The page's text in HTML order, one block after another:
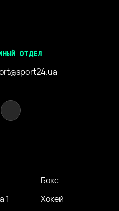
ОТДЕЛ
Бокс
1
Хокей